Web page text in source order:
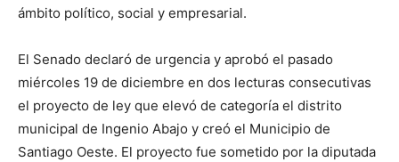
ámbito político, social y empresarial.
El Senado declaró de urgencia y aprobó el pasado
miércoles 19 de diciembre en dos lecturas consecutivas
el proyecto de ley que elevó de categoría el distrito
municipal de Ingenio Abajo y creó el Municipio de
Santiago Oeste. El proyecto fue sometido por la diputada